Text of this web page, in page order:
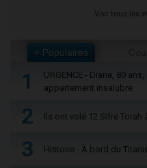
Voir tous les
+ Populaires
1
URGENCE - Diane, 80
appartement insalubre
2 Ils ont volé 12 Sifré Torah
3 Histoire - À bord du